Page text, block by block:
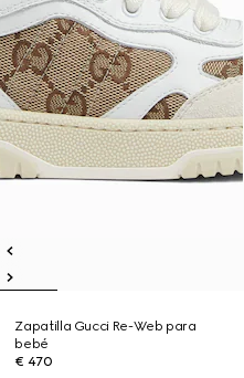
Zapatilla Gucci Re-Web para
bebé
€ 470